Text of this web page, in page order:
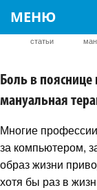
МЕНЮ
статьи
Боль в пояснице
мануальная
Многие
за компьютером,
образ жизни
хотя бы раз в